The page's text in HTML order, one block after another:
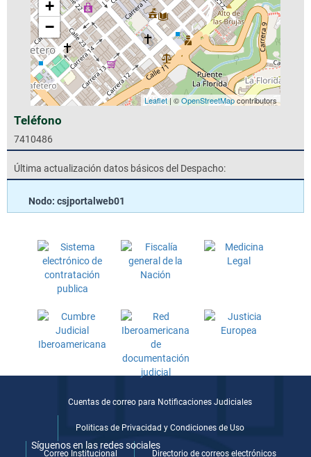
+
−
Leaflet| ©OpenStreetMapcontributors
Teléfono
7410486
Última actualización datos básicos del Despacho:
Nodo: csjportalweb01
Cuentas de correo para Notificaciones Judiciales
Politicas de Privacidad y Condiciones de Uso
Correo Institucional Directorio de correos electrónicos
Síguenos en las redes sociales